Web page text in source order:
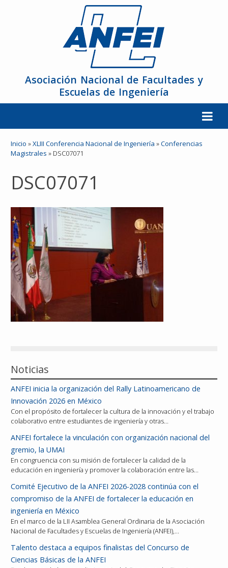
Asociación Nacional de Facultades y
Escuelas de Ingeniería
La ANFEI
Reuniones y Conferencias
Reconocimientos
Publicaciones
Afiliación
Inicio »XLIII Conferencia Nacional de Ingeniería »Conferencias
Magistrales » DSC07071
DSC07071
Noticias
ANFEI inicia la organización del Rally Latinoamericano de
Innovación 2026 en México
Con el propósito de fortalecer la cultura de la innovación y el trabajo
colaborativo entre estudiantes de ingeniería y otras…
ANFEI fortalece la vinculación con organización nacional del
gremio, la UMAI
En congruencia con su misión de fortalecer la calidad de la
educación en ingeniería y promover la colaboración entre las…
Comité Ejecutivo de la ANFEI 2026-2028 continúa con el
compromiso de la ANFEI de fortalecer la educación en
ingeniería en México
En el marco de la LII Asamblea General Ordinaria de la Asociación
Nacional de Facultades y Escuelas de Ingeniería (ANFEI),…
Talento destaca a equipos finalistas del Concurso de
Ciencias Básicas de la ANFEI